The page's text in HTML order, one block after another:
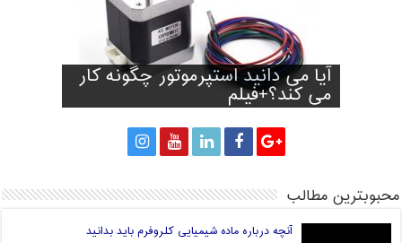
آیا می دانید استپرموتور چگونه کار
می کند؟+فیلم
راه های انتخاب فیلامنت خوب برای
پرینتر سه بعدی
آیا آینده صنعت چاپ سه بعدی
جهان در دست چین خواهد بود؟
تولید کفش با توجه به فرم و اندازه
پا
پرینت سه بعدی سیانوباکترها روی
قارچ و تولید برق!
محبوبترین مطالب
آنچه درباره ماده شیمیایی کلروفرم باید بدانید